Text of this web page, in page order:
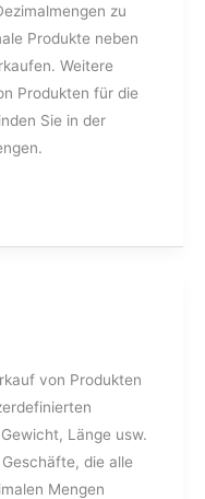
zu
Produkte neben
Weitere
Produkten für die
Sie in der
von Produkten
Länge usw.
die alle
Mengen